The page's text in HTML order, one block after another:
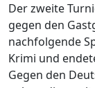
Der zweite
gegen den
nachfolgende
Krimi und
Gegen den